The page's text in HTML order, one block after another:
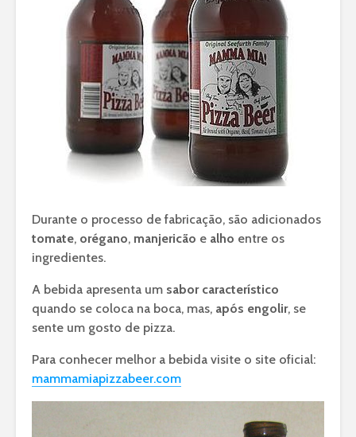
Durante o processo de fabricação, são adicionados
tomate, orégano, manjericão e alho entre os
ingredientes.
A bebida apresenta um sabor característico
quando se coloca na boca, mas, após engolir, se
sente um gosto de pizza.
Para conhecer melhor a bebida visite o site oficial:
mammamiapizzabeer.com